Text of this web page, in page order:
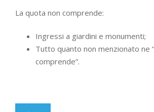
La quota non comprende:
Ingressi a giardini e monumenti;
Tutto quanto non menzionato ne
comprende”.